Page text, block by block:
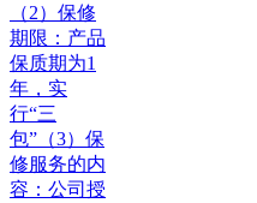
（2）保修
期限：产品
保质期为1
年，实
行“三
包”（3）保
修服务的内
容：公司授